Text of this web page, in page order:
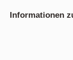
Informationen